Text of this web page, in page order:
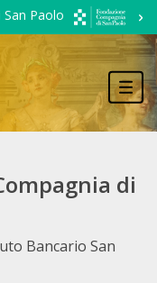
Paolo
di
Bancario San